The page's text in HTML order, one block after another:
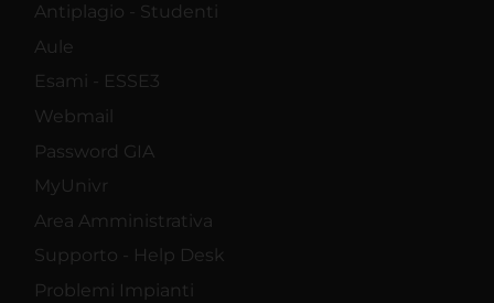
Antiplagio - Studenti
Aule
Esami - ESSE3
Webmail
Password GIA
MyUnivr
Area Amministrativa
Supporto - Help Desk
Problemi Impianti